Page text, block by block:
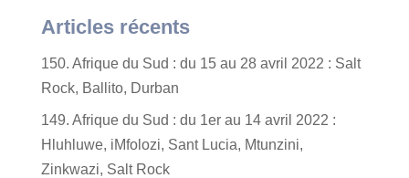
Articles récents
150. Afrique du Sud : du 15 au 28 avril 2022 : Salt
Rock, Ballito, Durban
149. Afrique du Sud : du 1er au 14 avril 2022 :
Hluhluwe, iMfolozi, Sant Lucia, Mtunzini,
Zinkwazi, Salt Rock